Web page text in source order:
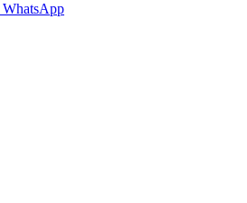
WhatsApp